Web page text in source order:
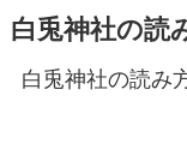
白兎神社の読
白兎神社の読み